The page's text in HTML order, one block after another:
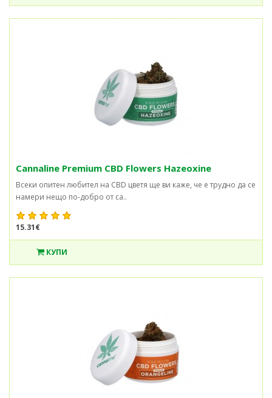
Cannaline Premium CBD Flowers Hazeoxine
Всеки опитен любител на CBD цветя ще ви каже, че е трудно да се
намери нещо по-добро от ca..
15.31€
КУПИ